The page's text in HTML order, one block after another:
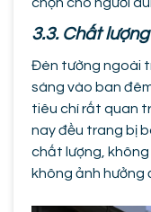
3.3. Chất
Đèn tường ngoài
sáng vào ban
tiêu chí rất quan
nay đều trang bị
chất lượng, không
không ảnh hưởng